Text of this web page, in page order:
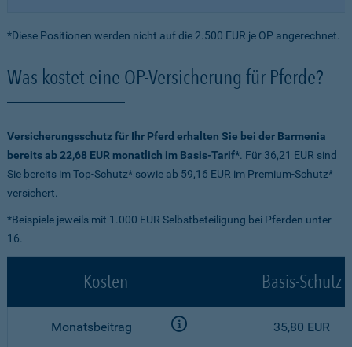
*Diese Positionen werden nicht auf die 2.500 EUR je OP angerechnet.
Was kostet eine OP-Versicherung für Pferde?
Versicherungsschutz für Ihr Pferd erhalten Sie bei der Barmenia
bereits ab 22,68 EUR monatlich im Basis-Tarif*. Für 36,21 EUR sind
Sie bereits im Top-Schutz* sowie ab 59,16 EUR im Premium-Schutz*
versichert.
*Beispiele jeweils mit 1.000 EUR Selbstbeteiligung bei Pferden unter
16.
Kosten Basis-Schutz
Monatsbeitrag 35,80 EUR